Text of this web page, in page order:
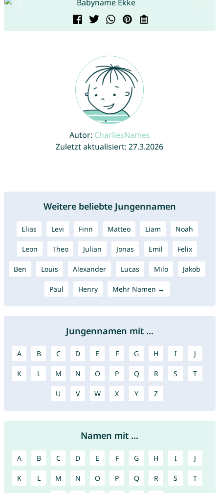
Autor: CharliesNames
Zuletzt aktualisiert: 27.3.2026
Weitere beliebte Jungennamen
Elias Levi Finn Matteo Liam Noah
Leon Theo Julian Jonas Emil Felix
Ben Louis Alexander Lucas Milo Jakob
Paul Henry Mehr Namen →
Jungennamen mit ...
A B C D E F G H I J
K L M N O P Q R S T
U V W X Y Z
Namen mit ...
A B C D E F G H I J
K L M N O P Q R S T